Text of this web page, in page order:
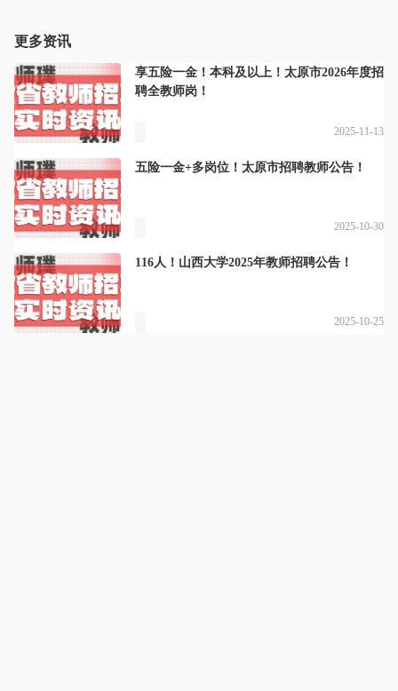
更多资讯
享五险一金！本科及以上！太原市2026年度招
聘全教师岗！
2025-11-13
五险一金+多岗位！太原市招聘教师公告！
2025-10-30
116人！山西大学2025年教师招聘公告！
2025-10-25